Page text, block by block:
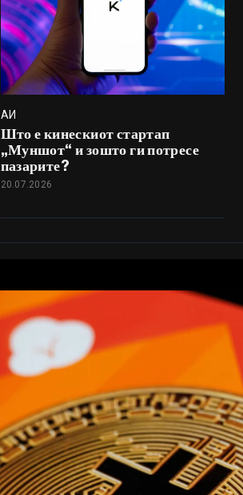
АИ
Што е кинескиот стартап
„Муншот“ и зошто ги потресе
пазарите?
20.07.2026